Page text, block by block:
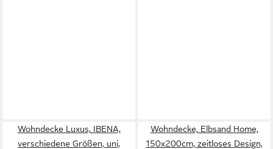
Wohndecke Luxus, IBENA,
verschiedene Größen, uni,
Wohndecke, Elbsand Home,
150x200cm, zeitloses Design,